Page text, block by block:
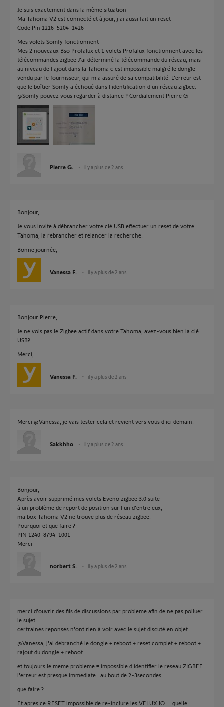
Je suis exactement dans la même situation
Ma Tahoma V2 est connecté et à jour, j'ai aussi fait un reset
Code Pin 1216-5204-1426
Mes volets Somfy fonctionnent
Mes 2 nouveaux Bso Profalux et 1 volets Profalux fonctionnent avec les
télécommandes zigbee J'ai déterminé la télécommande du réseau, mais
au niveau de l'ajout dans la Tahoma c'est impossible malgré le dongle
vendu par le fournisseur, qui m'a assuré de sa compatibilité. L'erreur est
que le boîtier Somfy a échoué dans l'identification d'un réseau zigbee.
@Somfy pouvez vous regarder à distance ? Cordialement Pierre G
Pierre G. il y a plus de 2 ans
Bonjour,
Je vous invite à débrancher votre clé USB effectuer un reset de votre
Tahoma, la rebrancher et relancer la recherche.
Bonne journée,
Vanessa F. il y a plus de 2 ans
Bonjour Pierre,
Je ne vois pas le Zigbee actif dans votre Tahoma, avez-vous bien la clé
USB?
Merci,
Vanessa F. il y a plus de 2 ans
Merci @Vanessa, je vais tester cela et revient vers vous d'ici demain.
Sakkhho il y a plus de 2 ans
Bonjour,
Après avoir supprimé mes volets Eveno zigbee 3.0 suite
à un problème de report de position sur l'un d'entre eux,
ma box Tahoma V2 ne trouve plus de réseau zigbee.
Pourquoi et que faire ?
PIN 1240-8794-1001
Merci
norbert S. il y a plus de 2 ans
merci d'ouvrir des fils de discussions par probleme afin de ne pas polluer
le sujet.
certraines reponses n'ont rien à voir avec le sujet discuté en objet....
@Vanessa, j'ai debranché le dongle + reboot + reset complet + reboot +
rajout du dongle + reboot ...
et toujours le meme probleme = impossible d'identifier le reseau ZIGBEE.
l'erreur est presque immediate.. au bout de 2-3secondes.
que faire ?
Et apres ce RESET impossible de re-inclure les VELUX IO ... quelle